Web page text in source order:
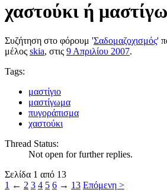
χαστούκι ή
Συζήτηση στο φόρουμ 'Σαδομαζοχισμός'
μέλος skia, στις 9 Απριλίου 2007.
Tags:
μαστίγιο
μαστίγωμα
πυγοράπισμα
χαστούκι
Thread Status:
Not open for further replies.
Σελίδα 1 από 13
1 ← 2 3 4 5 6 → 13 Επόμενη >